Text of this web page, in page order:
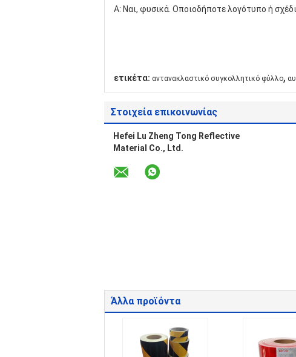
Α: Ναι, φυσικά. Οποιοδήποτε λογότυπο ή
ετικέτα: αντανακλαστικό συγκολλητικό φύλλο,
Στοιχεία επικοινωνίας
Hefei Lu Zheng Tong Reflective
Material Co., Ltd.
Άλλα προϊόντα